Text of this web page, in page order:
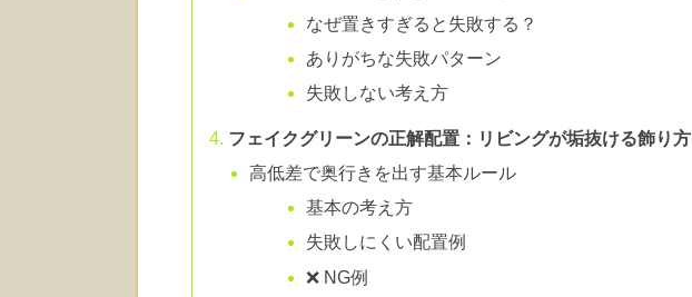
なぜ置きすぎると失敗する？
ありがちな失敗パターン
失敗しない考え方
フェイクグリーンの正解配置：リビングが垢抜ける飾り方
高低差で奥行きを出す基本ルール
基本の考え方
失敗しにくい配置例
❌ NG例